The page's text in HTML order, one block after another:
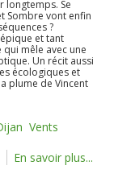
longtemps. Se
Sombre vont enfin
?
et tant
mêle avec une
Un récit aussi
écologiques et
plume de Vincent
Vents
En savoir plus...